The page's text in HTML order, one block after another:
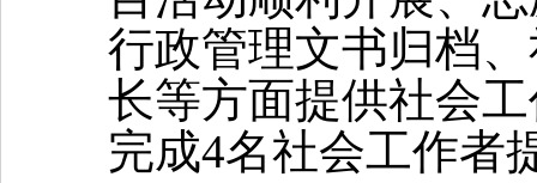
行政管理文书归档
长等方面提供社会
完成4名社会工作者